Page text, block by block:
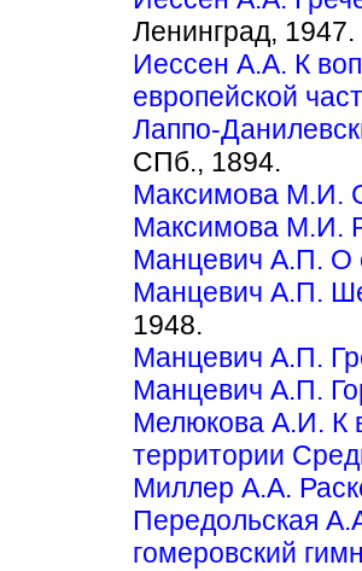
Ленинград, 1947.
Иессен А.А. К
европейской
Лаппо-
СПб., 1894.
Максимова М.И.
Максимова М.И.
Манцевич А.П. О
Манцевич А.П.
1948.
Манцевич А.П.
Манцевич А.П.
Мелюкова А.И. К
территории
Миллер А.А.
Передольская
гомеровский